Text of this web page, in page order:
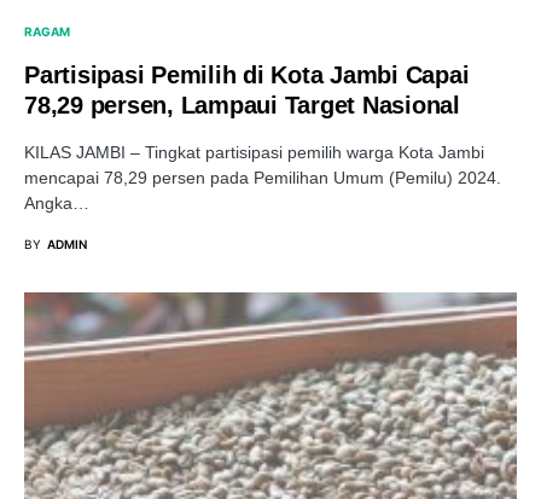
RAGAM
Partisipasi Pemilih di Kota Jambi Capai
78,29 persen, Lampaui Target Nasional
KILAS JAMBI – Tingkat partisipasi pemilih warga Kota Jambi
mencapai 78,29 persen pada Pemilihan Umum (Pemilu) 2024.
Angka…
BY ADMIN